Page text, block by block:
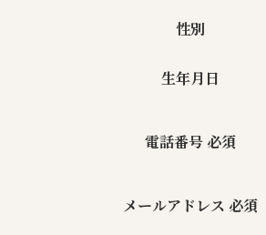
性別
生年月日
電話番号 必須
メールアドレス 必須